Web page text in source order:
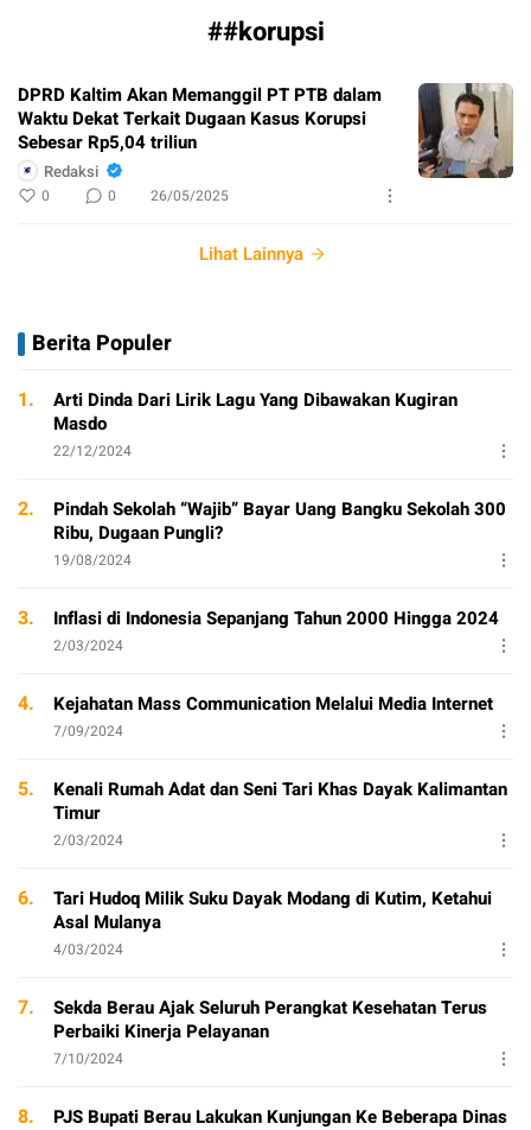
##korupsi
DPRD Kaltim Akan Memanggil PT PTB dalam
Waktu Dekat Terkait Dugaan Kasus Korupsi
Sebesar Rp5,04 triliun
Redaksi
0 0 26/05/2025
Lihat Lainnya
Berita Populer
1.
Arti Dinda Dari Lirik Lagu Yang Dibawakan Kugiran
Masdo
22/12/2024
2.
Pindah Sekolah “Wajib” Bayar Uang Bangku Sekolah 300
Ribu, Dugaan Pungli?
19/08/2024
3. Inflasi di Indonesia Sepanjang Tahun 2000 Hingga 2024
2/03/2024
4. Kejahatan Mass Communication Melalui Media Internet
7/09/2024
5.
Kenali Rumah Adat dan Seni Tari Khas Dayak Kalimantan
Timur
2/03/2024
6.
Tari Hudoq Milik Suku Dayak Modang di Kutim, Ketahui
Asal Mulanya
4/03/2024
7.
Sekda Berau Ajak Seluruh Perangkat Kesehatan Terus
Perbaiki Kinerja Pelayanan
7/10/2024
8.
PJS Bupati Berau Lakukan Kunjungan Ke Beberapa Dinas